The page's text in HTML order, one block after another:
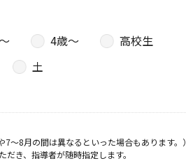
4歳〜
高校生
土
8月の間は異なるといった場合もあります。）
き、指導者が随時指定します。